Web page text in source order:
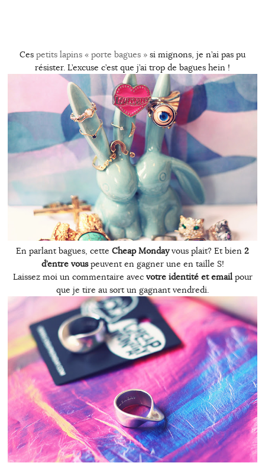
Ces petits lapins « porte bagues » si mignons, je n’ai pas pu
résister. L’excuse c’est que j’ai trop de bagues hein !
En parlant bagues, cette Cheap Mondayvous plait? Et bien 2
d’entre vouspeuvent en gagner une en taille S!
Laissez moi un commentaire avec votre identité et emailpour
que je tire au sort un gagnant vendredi.